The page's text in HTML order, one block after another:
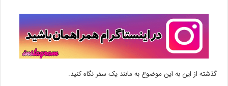
گذشته از این به این موضوع به مانند یک سفر نگاه کنید.